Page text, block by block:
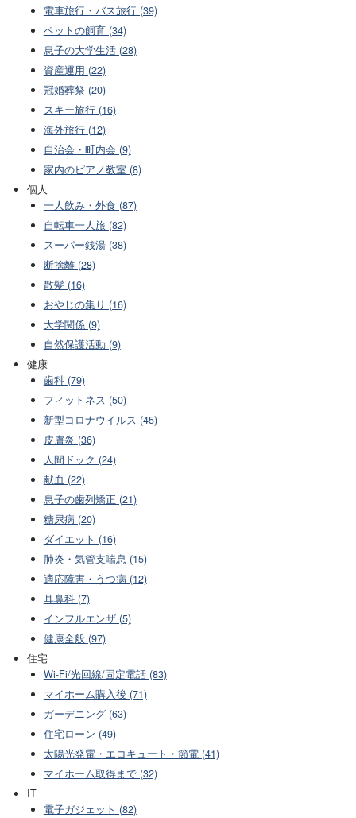
電車旅行・バス旅行 (39)
ペットの飼育 (34)
息子の大学生活 (28)
資産運用 (22)
冠婚葬祭 (20)
スキー旅行 (16)
海外旅行 (12)
自治会・町内会 (9)
家内のピアノ教室 (8)
個人
一人飲み・外食 (87)
自転車一人旅 (82)
スーパー銭湯 (38)
断捨離 (28)
散髪 (16)
おやじの集り (16)
大学関係 (9)
自然保護活動 (9)
健康
歯科 (79)
フィットネス (50)
新型コロナウイルス (45)
皮膚炎 (36)
人間ドック (24)
献血 (22)
息子の歯列矯正 (21)
糖尿病 (20)
ダイエット (16)
肺炎・気管支喘息 (15)
適応障害・うつ病 (12)
耳鼻科 (7)
インフルエンザ (5)
健康全般 (97)
住宅
Wi-Fi/光回線/固定電話 (83)
マイホーム購入後 (71)
ガーデニング (63)
住宅ローン (49)
太陽光発電・エコキュート・節電 (41)
マイホーム取得まで (32)
IT
電子ガジェット (82)